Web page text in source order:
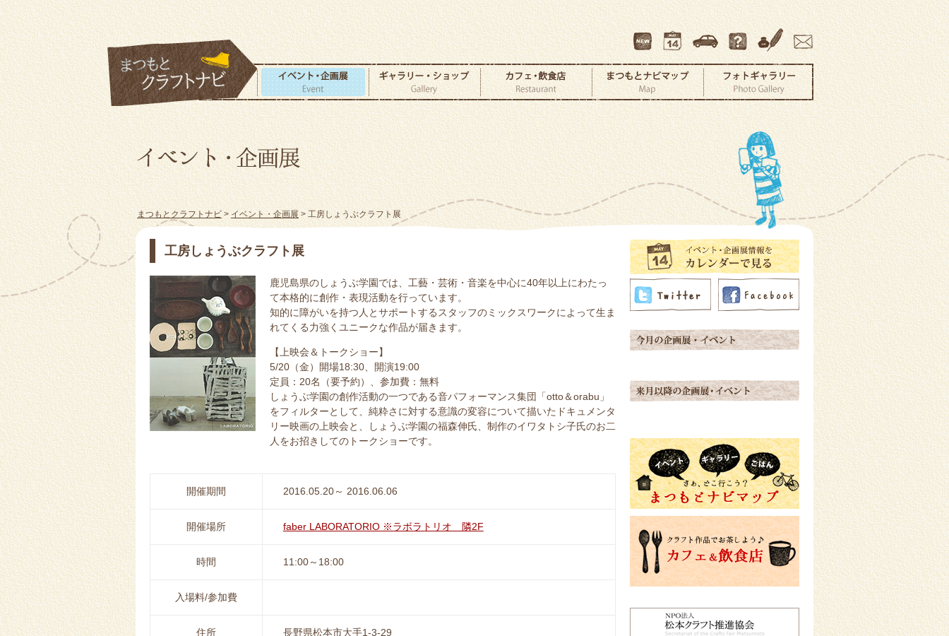
まつもとクラフトナビ > イベント・企画展> 工房しょうぶクラフト展
工房しょうぶクラフト展
鹿児島県のしょうぶ学園では、工藝・芸術・音楽を中心に40年以上にわたっ
て本格的に創作・表現活動を行っています。
知的に障がいを持つ人とサポートするスタッフのミックスワークによって生ま
れてくる力強くユニークな作品が届きます。
【上映会＆トークショー】
5/20（金）開場18:30、開演19:00
定員：20名（要予約）、参加費：無料
しょうぶ学園の創作活動の一つである音パフォーマンス集団「otto＆orabu」
をフィルターとして、純粋さに対する意識の変容について描いたドキュメンタ
リー映画の上映会と、しょうぶ学園の福森伸氏、制作のイワタトシ子氏のお二
人をお招きしてのトークショーです。
開催期間 2016.05.20～ 2016.06.06
開催場所 faber LABORATORIO ※ラボラトリオ 隣2F
時間 11:00～18:00
入場料/参加費
住所 長野県松本市大手1-3-29